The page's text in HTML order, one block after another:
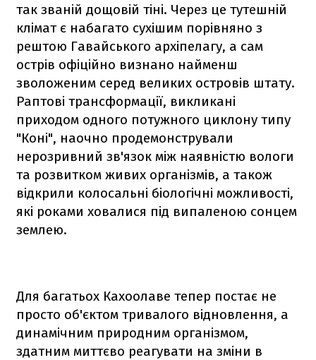
так званій дощовій тіні. Через це тутешній
клімат є набагато сухішим порівняно з
рештою Гавайського архіпелагу, а сам
острів офіційно визнано найменш
зволоженим серед великих островів штату.
Раптові трансформації, викликані
приходом одного потужного циклону типу
"Коні", наочно продемонстрували
нерозривний зв'язок між наявністю вологи
та розвитком живих організмів, а також
відкрили колосальні біологічні можливості,
які роками ховалися під випаленою сонцем
землею.
Для багатьох Кахоолаве тепер постає не
просто об'єктом тривалого відновлення, а
динамічним природним організмом,
здатним миттєво реагувати на зміни в